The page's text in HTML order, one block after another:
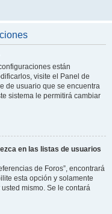
están
visite el Panel de
de usuario que se encuentra
sistema le permitirá cambiar
en las listas de usuarios
de Foros”, encontrará
esta opción y solamente
mismo. Se le contará